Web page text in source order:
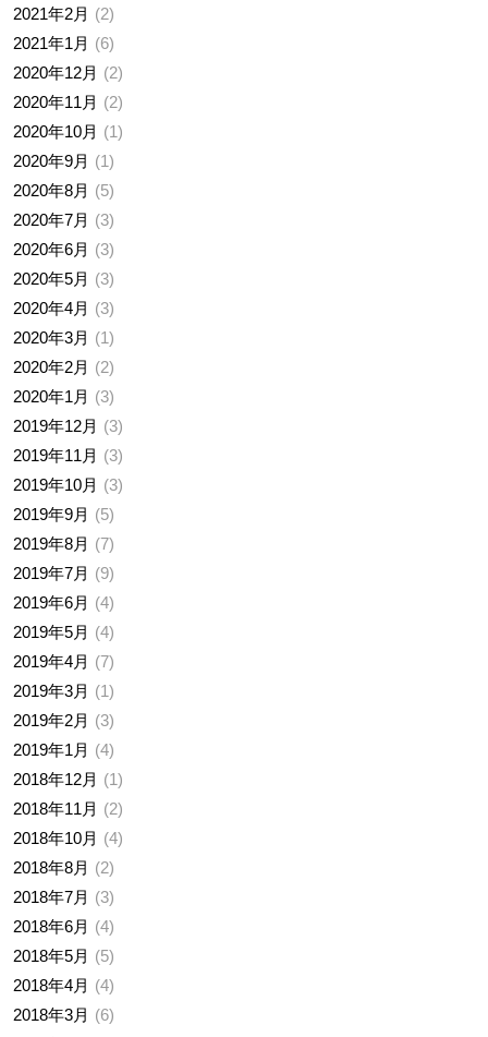
2021年2月
2
2021年1月
6
2020年12月
2
2020年11月
2
2020年10月
1
2020年9月
1
2020年8月
5
2020年7月
3
2020年6月
3
2020年5月
3
2020年4月
3
2020年3月
1
2020年2月
2
2020年1月
3
2019年12月
3
2019年11月
3
2019年10月
3
2019年9月
5
2019年8月
7
2019年7月
9
2019年6月
4
2019年5月
4
2019年4月
7
2019年3月
1
2019年2月
3
2019年1月
4
2018年12月
1
2018年11月
2
2018年10月
4
2018年8月
2
2018年7月
3
2018年6月
4
2018年5月
5
2018年4月
4
2018年3月
6